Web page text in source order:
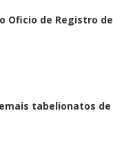
Oficio de Registro
tabelionatos